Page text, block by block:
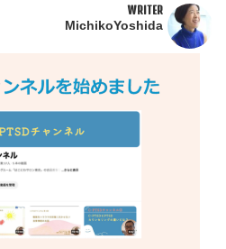
WRITER
MichikoYoshida